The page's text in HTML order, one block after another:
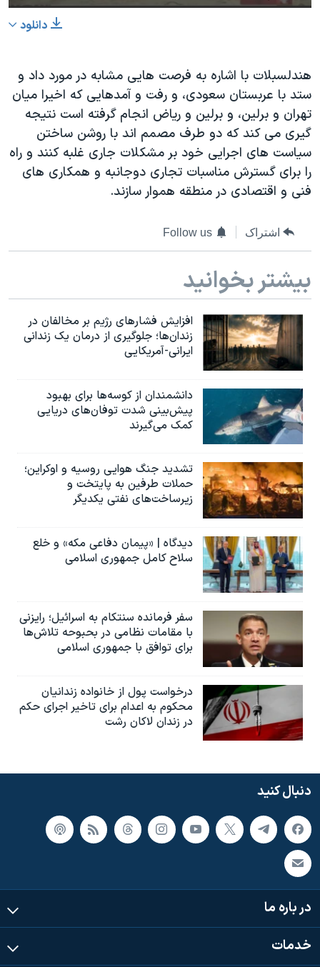
دانلود
​هندلسبلات با اشاره به فرصت هایی مشابه در مورد داد و
ستد با عربستان سعودی، و رفت و آمدهایی که اخیرا میان
تهران و برلین، و برلین و ریاض انجام گرفته است نتیجه
گیری می کند که دو طرف مصمم اند با روشن ساختن
سیاست های اجرایی خود بر مشکلات جاری غلبه کنند و راه
را برای گسترش مناسبات تجاری دوجانبه و همکاری های
فنی و اقتصادی در منطقه هموار سازند.
اشتراک Follow us
بیشتر بخوانید
افزایش فشارهای رژیم بر مخالفان در
زندان‌ها؛ جلوگیری از درمان یک زندانی
ایرانی-آمریکایی
دانشمندان از کوسه‌ها برای بهبود
پیش‌بینی شدت توفان‌های دریایی
کمک می‌گیرند
تشدید جنگ هوایی روسیه و اوکراین؛
حملات طرفین به پایتخت‌ و
زیرساخت‌های نفتی یکدیگر
دیدگاه | «پیمان دفاعی مکه» و خلع
سلاح کامل جمهوری اسلامی
سفر فرمانده سنتکام به اسرائیل؛ رایزنی
با مقامات نظامی در بحبوحه تلاش‌ها
برای توافق با جمهوری اسلامی
درخواست پول از خانواده زندانیان
محکوم به‌ اعدام برای تاخیر اجرای حکم
در زندان لاکان رشت
دنبال کنید
در باره ما
خدمات